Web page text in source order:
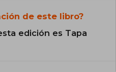
de este libro?
edición es Tapa